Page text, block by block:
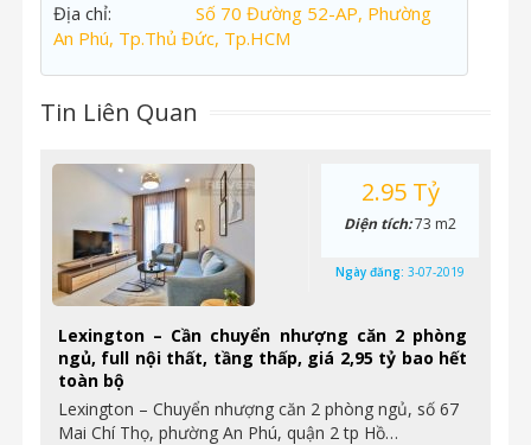
Địa chỉ:
Số 70 Đường 52-AP, Phường
An Phú, Tp.Thủ Đức, Tp.HCM
Tin Liên Quan
Lexington – Cần chuyển nhượng căn 2 phòng
ngủ, full nội thất, tầng thấp, giá 2,95 tỷ bao hết
toàn bộ
Lexington – Chuyển nhượng căn 2 phòng ngủ, số 67
Mai Chí Thọ, phường An Phú, quận 2 tp Hồ…
2.95 Tỷ
Diện tích:73 m2
Ngày đăng: 3-07-2019